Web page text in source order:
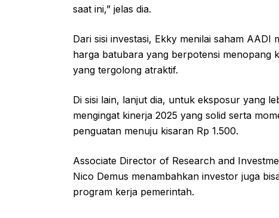
saat ini,” jelas dia.
Dari sisi investasi, Ekky menilai saham
harga batubara yang berpotensi menopang
yang tergolong atraktif.
Di sisi lain, lanjut dia, untuk eksposur yang
mengingat kinerja 2025 yang solid serta
penguatan menuju kisaran Rp 1.500.
Associate Director of Research and
Nico Demus menambahkan investor juga
program kerja pemerintah.